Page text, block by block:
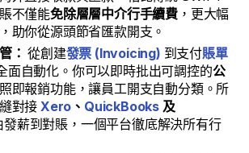
不僅能免除層層中介行手續費 ，更大幅
助你從源頭節省匯款開支。
： 從創建發票 (Invoicing) 到支付賬單
面自動化。你可以即時批出可調控的公
即報銷功能，讓員工開支自動分類。所
對接Xero 、 QuickBooks 及
發薪到對賬，一個平台徹底解決所有行